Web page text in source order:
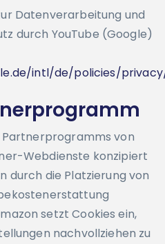
Datenverarbeitung und
durch YouTube (Google)
intl/de/policies/
Partnerprogramms von
Webdienste konzipiert
durch die Platzierung von
setzt Cookies ein,
nachvollziehen zu